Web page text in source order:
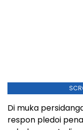
Di muka
respon pledoi